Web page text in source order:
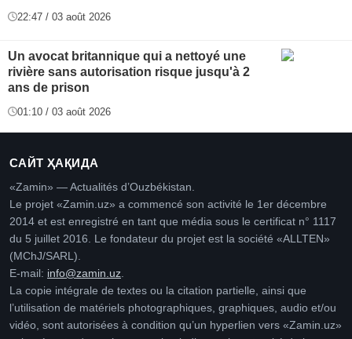
22:47 / 03 août 2026
Un avocat britannique qui a nettoyé une
rivière sans autorisation risque jusqu'à 2
ans de prison
01:10 / 03 août 2026
САЙТ ҲАҚИДА
«Zamin» — Actualités d’Ouzbékistan.
Le projet «Zamin.uz» a commencé son activité le 1er décembre
2014 et est enregistré en tant que média sous le certificat n° 1117
du 5 juillet 2016. Le fondateur du projet est la société «ALLTEN»
(MChJ/SARL).
E-mail: info@zamin.uz
La copie intégrale de textes ou la citation partielle, ainsi que
l’utilisation de matériels photographiques, graphiques, audio et/ou
vidéo, sont autorisées à condition qu’un hyperlien vers «Zamin.uz»